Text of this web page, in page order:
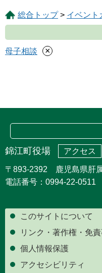
総合トップ> イベント
母子相談 ×
錦江町役場 アクセス
〒893-2392 鹿児島県肝
電話番号：0994-22-
このサイトについて
リンク・著作権・免
個人情報保護
アクセシビリティ